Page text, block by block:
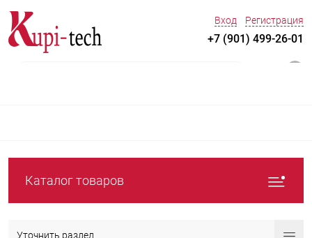
Вход Регистрация
+7 (901) 499-26-01
Каталог товаров
Уточнить раздел